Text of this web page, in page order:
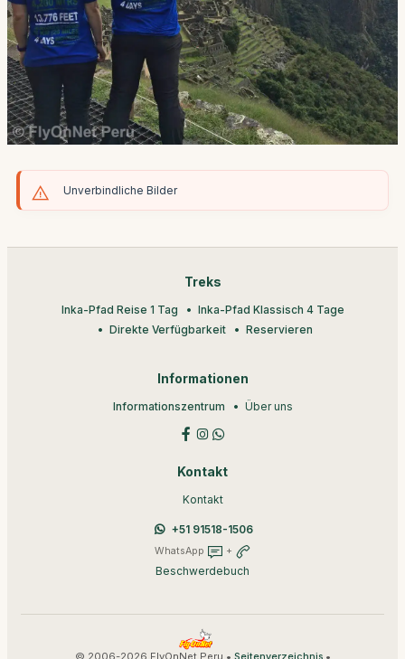
Unverbindliche Bilder
Treks
Inka-Pfad Reise 1 Tag
Inka-Pfad Klassisch 4 Tage
Direkte Verfügbarkeit
Reservieren
Informationen
Informationszentrum Über uns
Kontakt
Kontakt
+51 91518-1506
WhatsApp +
Beschwerdebuch
© 2006-2026 FlyOnNet Peru • •